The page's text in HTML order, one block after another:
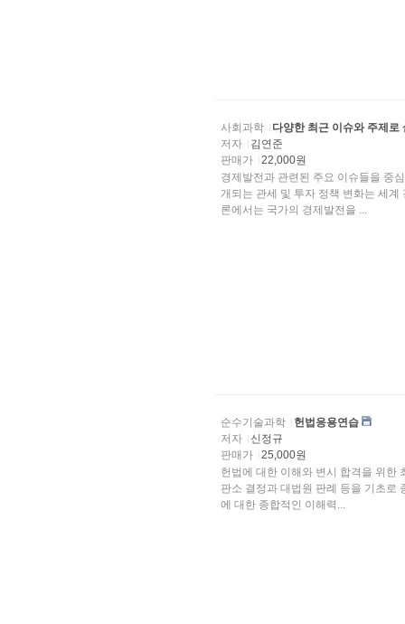
사회과학
다양한 최근 이슈와 주제로
저자
김연준
판매가
22,000원
경제발전과 관련된 주요 이슈들을 중
개되는 관세 및 투자 정책 변화는 세
론에서는 국가의 경제발전을 ...
순수기술과학
헌법응용연습
저자
신정규
판매가
25,000원
헌법에 대한 이해와 변시 합격을 위한
판소 결정과 대법원 판례 등을 기초로
에 대한 종합적인 이해력...